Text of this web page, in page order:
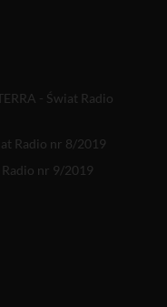
- Świat Radio
Radio nr 8/2019
nr 9/2019